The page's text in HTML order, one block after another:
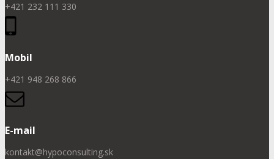
+421 232 111 330
Mobil
+421 948 268 866
E-mail
kontakt@hypoconsulting.sk